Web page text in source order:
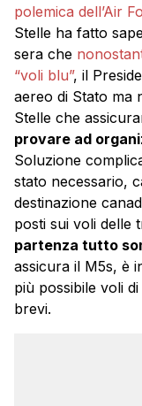
polemica dell’Air
Stelle ha fatto
sera che
“voli blu”, il
aereo di Stato ma
Stelle che
provare ad
Soluzione
stato necessario,
destinazione
posti sui voli delle
partenza tutto
assicura il M5s, è
più possibile voli
brevi.